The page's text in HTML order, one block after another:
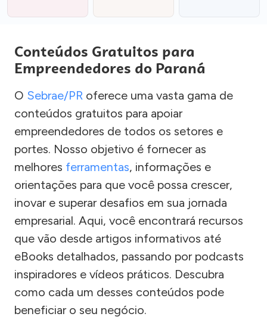
Conteúdos Gratuitos para
Empreendedores do Paraná
O Sebrae/PR oferece uma vasta gama de
conteúdos gratuitos para apoiar
empreendedores de todos os setores e
portes. Nosso objetivo é fornecer as
melhores ferramentas, informações e
orientações para que você possa crescer,
inovar e superar desafios em sua jornada
empresarial. Aqui, você encontrará recursos
que vão desde artigos informativos até
eBooks detalhados, passando por podcasts
inspiradores e vídeos práticos. Descubra
como cada um desses conteúdos pode
beneficiar o seu negócio.